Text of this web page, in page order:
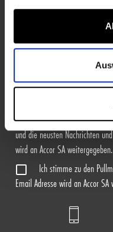
Ich stimme zu, die
Mail zu erhalten. Weitere
Ich stimme zu den ALL
und die neusten Nachrichten
wird an Accor SA weitergegeben.
Ich stimme zu den
Email Adresse wird an Accor